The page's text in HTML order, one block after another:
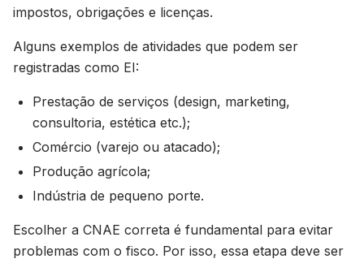
impostos, obrigações e licenças.
Alguns exemplos de atividades que podem ser
registradas como EI:
Prestação de serviços (design, marketing,
consultoria, estética etc.);
Comércio (varejo ou atacado);
Produção agrícola;
Indústria de pequeno porte.
Escolher a CNAE correta é fundamental para evitar
problemas com o fisco. Por isso, essa etapa deve ser